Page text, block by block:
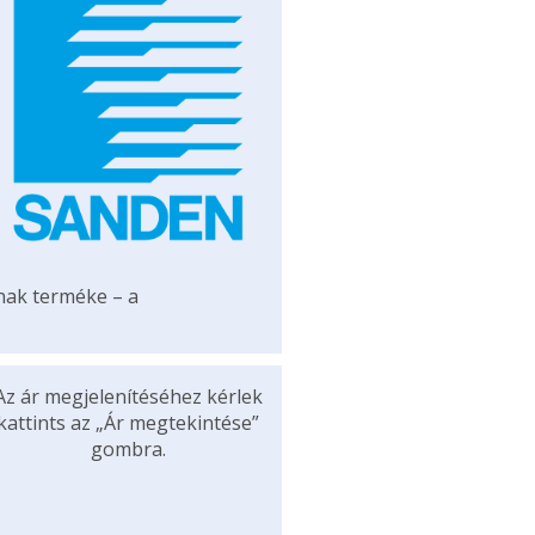
terméke – a
ár megjelenítéséhez kérlek
az „Ár megtekintése”
gombra.